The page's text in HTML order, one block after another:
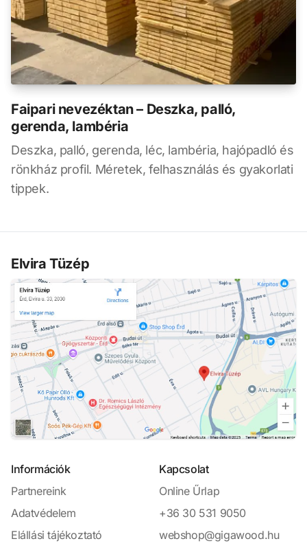
Faipari nevezéktan – Deszka, palló,
gerenda, lambéria
Deszka, palló, gerenda, léc, lambéria, hajópadló és
rönkház profil. Méretek, felhasználás és gyakorlati
tippek.
Elvira Tüzép
Információk
Partnereink
Adatvédelem
Elállási tájékoztató
Kapcsolat
Online Űrlap
+36 30 531 9050
webshop@gigawood.hu